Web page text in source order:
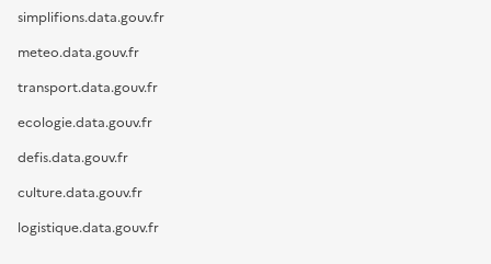
simplifions.data.gouv.fr
meteo.data.gouv.fr
transport.data.gouv.fr
ecologie.data.gouv.fr
defis.data.gouv.fr
culture.data.gouv.fr
logistique.data.gouv.fr